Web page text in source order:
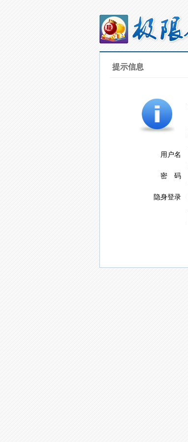
提示信息
用户名
密 码
隐身登录